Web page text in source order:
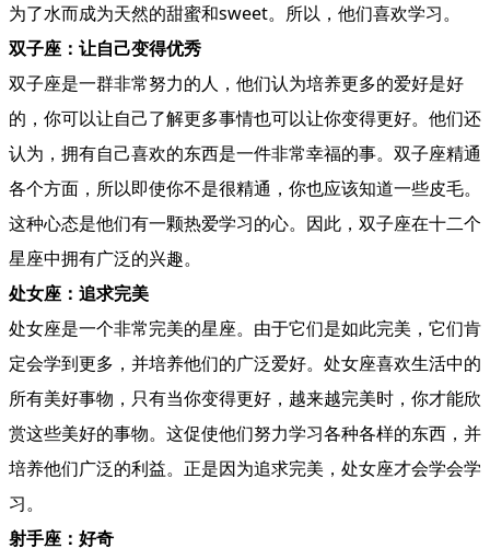
为了水而成为天然的甜蜜和sweet。所以，他们喜欢学习。
双子座：让自己变得优秀
双子座是一群非常努力的人，他们认为培养更多的爱好是好
的，你可以让自己了解更多事情也可以让你变得更好。他们还
认为，拥有自己喜欢的东西是一件非常幸福的事。双子座精通
各个方面，所以即使你不是很精通，你也应该知道一些皮毛。
这种心态是他们有一颗热爱学习的心。因此，双子座在十二个
星座中拥有广泛的兴趣。
处女座：追求完美
处女座是一个非常完美的星座。由于它们是如此完美，它们肯
定会学到更多，并培养他们的广泛爱好。处女座喜欢生活中的
所有美好事物，只有当你变得更好，越来越完美时，你才能欣
赏这些美好的事物。这促使他们努力学习各种各样的东西，并
培养他们广泛的利益。正是因为追求完美，处女座才会学会学
习。
射手座：好奇